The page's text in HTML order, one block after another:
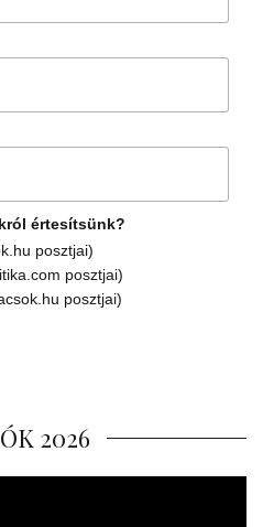
értesítsünk?
posztjai)
posztjai)
posztjai)
2026